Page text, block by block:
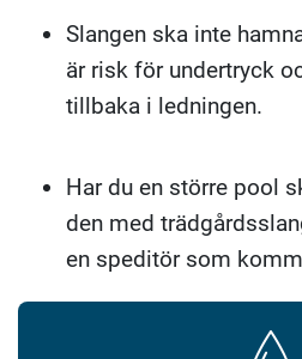
Slangen ska inte
är risk för undertryck
tillbaka i ledningen.
Har du en större pool
den med
en speditör som